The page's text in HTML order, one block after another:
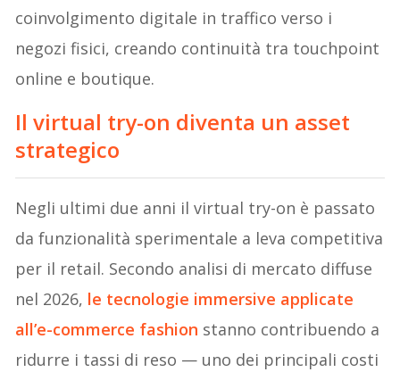
coinvolgimento digitale in traffico verso i
negozi fisici, creando continuità tra touchpoint
online e boutique.
Il virtual try-on diventa un asset
strategico
Negli ultimi due anni il virtual try-on è passato
da funzionalità sperimentale a leva competitiva
per il retail. Secondo analisi di mercato diffuse
nel 2026, le tecnologie immersive applicate
all’e-commerce fashion stanno contribuendo a
ridurre i tassi di reso — uno dei principali costi